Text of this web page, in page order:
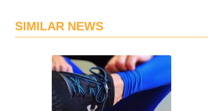
SIMILAR NEWS